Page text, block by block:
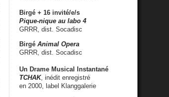
Birgé + 16 invité/e/s
Pique-nique au labo 4
GRRR, dist. Socadisc
Birgé Animal Opera
GRRR, dist. Socadisc
Un Drame Musical Instantané
TCHAK, inédit enregistré
en 2000, label Klanggalerie